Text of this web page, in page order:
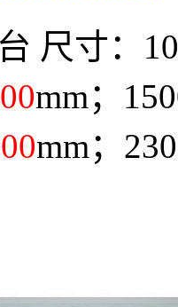
尺寸：
mm；
mm；